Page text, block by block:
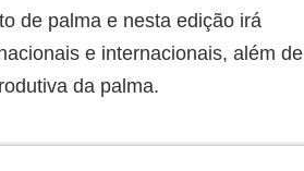
de palma e nesta edição irá
e internacionais, além de
da palma.